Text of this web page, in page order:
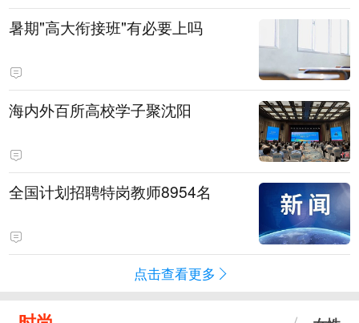
暑期"高大衔接班"有必要上吗
海内外百所高校学子聚沈阳
全国计划招聘特岗教师8954名
点击查看更多